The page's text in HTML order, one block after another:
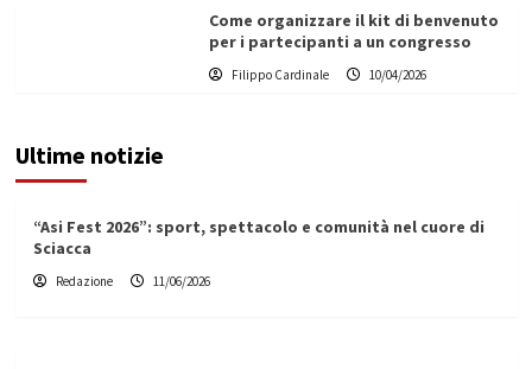
Come organizzare il kit di benvenuto
per i partecipanti a un congresso
Filippo Cardinale 10/04/2026
Ultime notizie
“Asi Fest 2026”: sport, spettacolo e comunità nel cuore di
Sciacca
Redazione 11/06/2026